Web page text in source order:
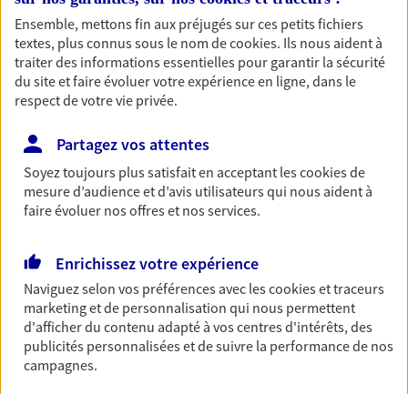
Comme vous, nous sommes des indépendants. Nous
bâtissons ensemble des solutions cohérentes pour
protéger votre activité, vos collaborateurs... mais aussi
vous-même et votre famille.
Accompagner vos projets de
vie
Achat immobilier, installation, départ à la retraite…
d'assurance et d'épargne. Recevez un conseil d'expert
cohérent avec vos besoins
Vous aider à constituer une
épargne
Ensemble, mettons fin aux préjugés sur ces petits fichiers
textes, plus connus sous le nom decookies. Ils nous aident à
traiter des informations essentielles pour garantir la sécurité
du site et faire évoluer votre expérience en ligne, dans le
respect de votre vie privée.
Partagez vos attentes
Soyez toujours plus satisfait en acceptant lescookiesde
mesure d’audience et d’avis utilisateurs qui nous aident à
faire évoluer nos offres et nos services.
Enrichissez votre expérience
Naviguez selon vos préférences avec lescookies et traceurs
marketing et de personnalisation qui nous permettent
d'afficher du contenu adapté à vos centres d'intérêts, des
publicités personnalisées et de suivre la performance de nos
campagnes.